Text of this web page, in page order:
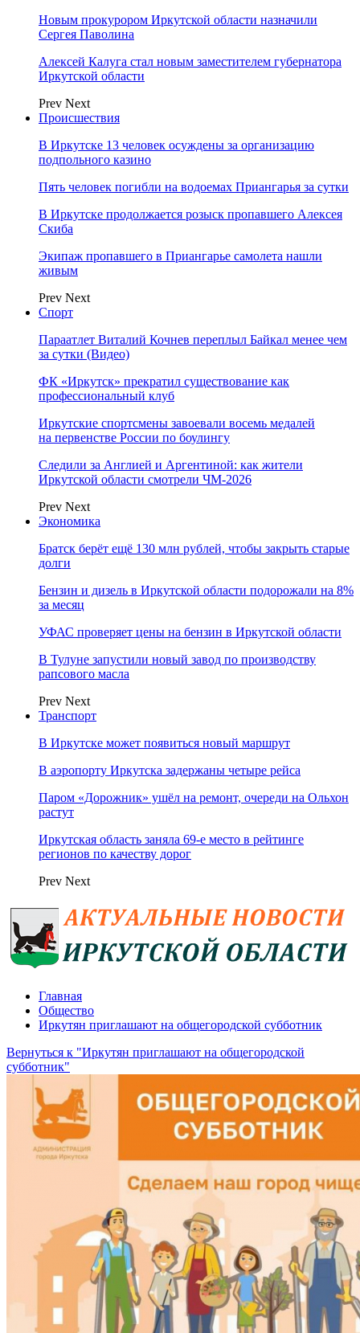
Новым прокурором Иркутской области назначили
Сергея Паволина
Алексей Калуга стал новым заместителем губернатора
Иркутской области
Prev Next
Происшествия
В Иркутске 13 человек осуждены за организацию
подпольного казино
Пять человек погибли на водоемах Приангарья за сутки
В Иркутске продолжается розыск пропавшего Алексея
Скиба
Экипаж пропавшего в Приангарье самолета нашли
живым
Prev Next
Спорт
Параатлет Виталий Кочнев переплыл Байкал менее чем
за сутки (Видео)
ФК «Иркутск» прекратил существование как
профессиональный клуб
Иркутские спортсмены завоевали восемь медалей
на первенстве России по боулингу
Следили за Англией и Аргентиной: как жители
Иркутской области смотрели ЧМ-2026
Prev Next
Экономика
Братск берёт ещё 130 млн рублей, чтобы закрыть старые
долги
Бензин и дизель в Иркутской области подорожали на 8%
за месяц
УФАС проверяет цены на бензин в Иркутской области
В Тулуне запустили новый завод по производству
рапсового масла
Prev Next
Транспорт
В Иркутске может появиться новый маршрут
В аэропорту Иркутска задержаны четыре рейса
Паром «Дорожник» ушёл на ремонт, очереди на Ольхон
растут
Иркутская область заняла 69‑е место в рейтинге
регионов по качеству дорог
Prev Next
Главная
Общество
Иркутян приглашают на общегородской субботник
Вернуться к "Иркутян приглашают на общегородской
субботник"